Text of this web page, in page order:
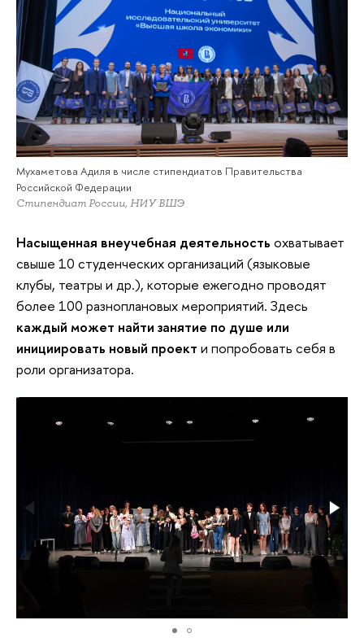
Мухаметова Адиля в числе стипендиатов Правительства
Российской Федерации
Стипендиат России, НИУ ВШЭ
Насыщенная внеучебная деятельность охватывает
свыше 10 студенческих организаций (языковые
клубы, театры и др.), которые ежегодно проводят
более 100 разноплановых мероприятий. Здесь
каждый может найти занятие по душе или
инициировать новый проект и попробовать себя в
роли организатора.